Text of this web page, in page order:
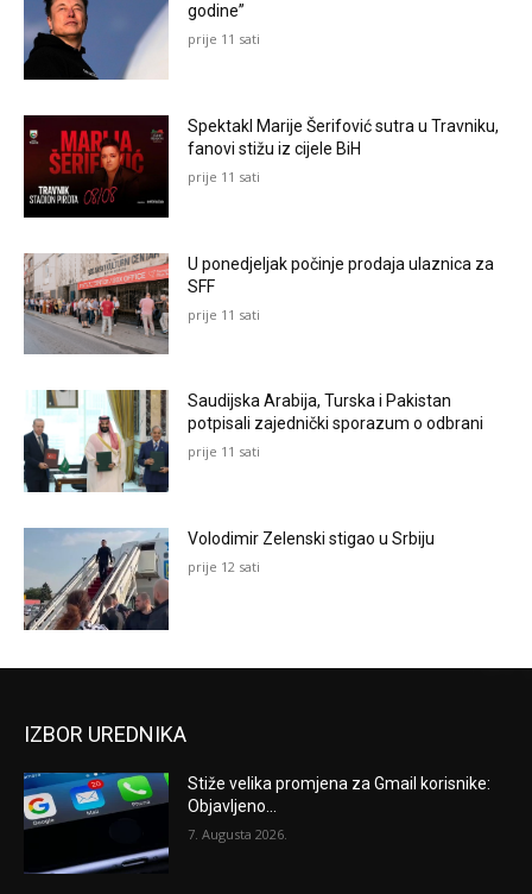
godine”
prije 11 sati
Spektakl Marije Šerifović sutra u Travniku,
fanovi stižu iz cijele BiH
prije 11 sati
U ponedjeljak počinje prodaja ulaznica za
SFF
prije 11 sati
Saudijska Arabija, Turska i Pakistan
potpisali zajednički sporazum o odbrani
prije 11 sati
Volodimir Zelenski stigao u Srbiju
prije 12 sati
IZBOR UREDNIKA
Stiže velika promjena za Gmail korisnike:
Objavljeno...
7. Augusta 2026.